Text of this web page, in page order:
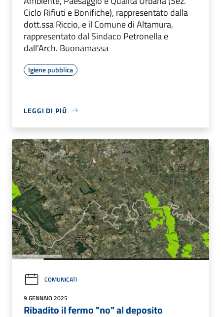
Ciclo Rifiuti e Bonifiche), rappresentato dalla
dott.ssa Riccio, e il Comune di Altamura,
rappresentato dal Sindaco Petronella e
dall'Arch. Buonamassa
Igiene pubblica
LEGGI DI PIÙ
COMUNICATI
9 GENNAIO 2025
Ribadito il fermo "no" al deposito